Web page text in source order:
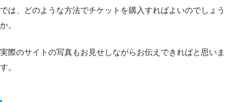
では、どのような方法でチケットを購入すればよいのでしょう
か。
実際のサイトの写真もお見せしながらお伝えできればと思いま
す。